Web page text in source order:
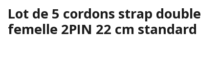
Lot de 5 cordons strap double
femelle 2PIN 22 cm standard